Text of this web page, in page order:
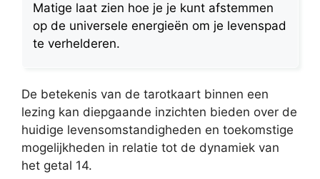
Matige laat zien hoe je je kunt afstemmen
op de universele energieën om je levenspad
te verhelderen.
De betekenis van de tarotkaart binnen een
lezing kan diepgaande inzichten bieden over de
huidige levensomstandigheden en toekomstige
mogelijkheden in relatie tot de dynamiek van
het getal 14.